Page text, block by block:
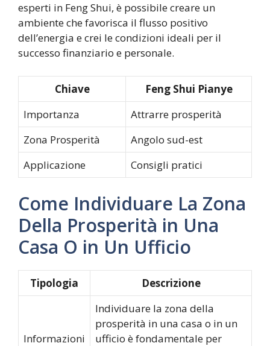
esperti in Feng Shui, è possibile creare un
ambiente che favorisca il flusso positivo
dell’energia e crei le condizioni ideali per il
successo finanziario e personale.
Chiave
Feng Shui Pianye
Importanza
Attrarre prosperità
Zona Prosperità
Angolo sud-est
Applicazione
Consigli pratici
Come Individuare La Zona
Della Prosperità in Una
Casa O in Un Ufficio
Tipologia Descrizione
Informazioni
Individuare la zona della
prosperità in una casa o in un
ufficio è fondamentale per